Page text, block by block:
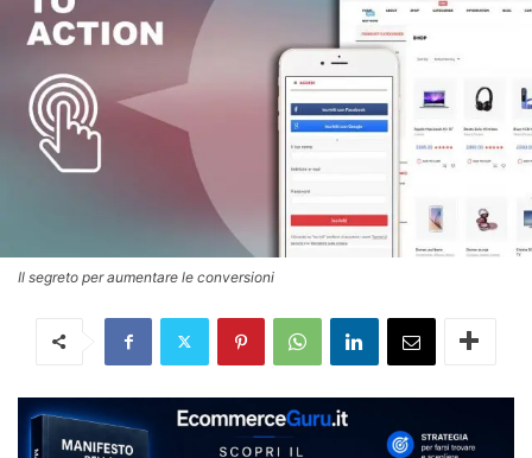
Il segreto per aumentare le conversioni